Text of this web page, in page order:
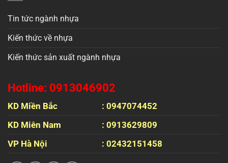
Tin tức ngành nhựa
Kiến thức về nhựa
Kiến thức sản xuất ngành nhựa
Hotline: 0913046902
KD Miền Bắc
: 0947074452
KD Miên Nam
: 0913629809
VP Hà Nội
: 02432151458